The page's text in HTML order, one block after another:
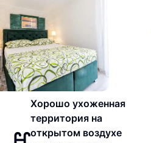
Хорошо ухоженная
территория на
открытом воздухе